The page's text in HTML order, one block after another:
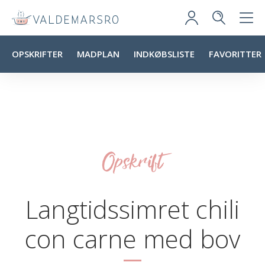
OPSKRIFTER MADPLAN INDKØBSLISTE FAVORITTER
Opskrift
Langtidssimret chili
con carne med bov